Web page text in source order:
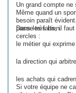
Un grand compte ne
Même quand un
besoin paraît
passe très bien.
Dans les faits, il faut
cercles :
le métier qui
la direction qui arbitre,
les achats qui
Si votre équipe ne